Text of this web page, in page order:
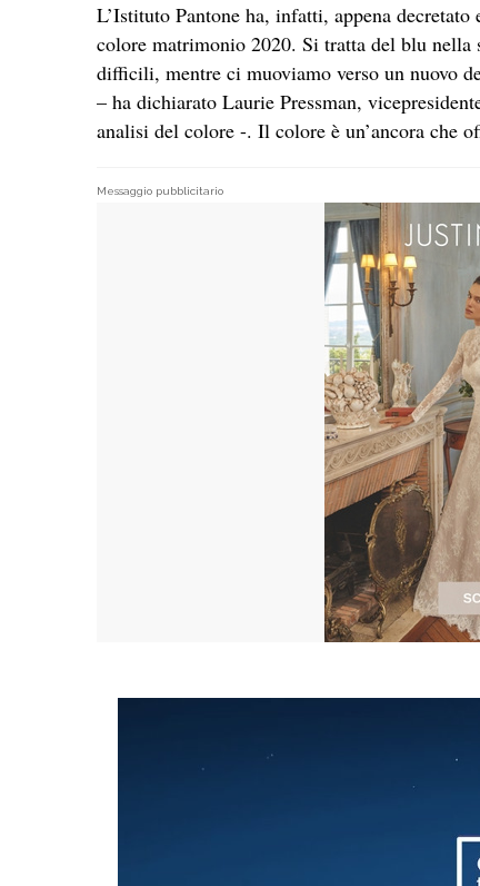
L’Istituto Pantone ha, infatti, appena
colore matrimonio 2020. Si tratta del blu nella
difficili, mentre ci muoviamo verso un nuovo
– ha dichiarato Laurie Pressman,
analisi del colore -. Il colore è un’ancora che
Messaggio pubblicitario